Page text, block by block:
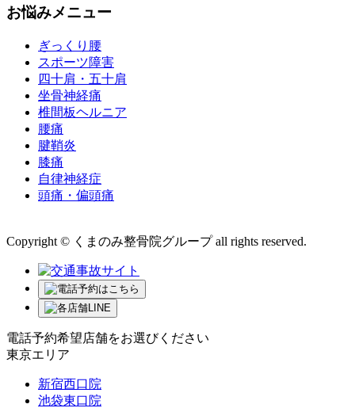
お悩みメニュー
ぎっくり腰
スポーツ障害
四十肩・五十肩
坐骨神経痛
椎間板ヘルニア
腰痛
腱鞘炎
膝痛
自律神経症
頭痛・偏頭痛
Copyright © くまのみ整骨院グループ all rights reserved.
電話予約希望店舗をお選びください
東京エリア
新宿西口院
池袋東口院